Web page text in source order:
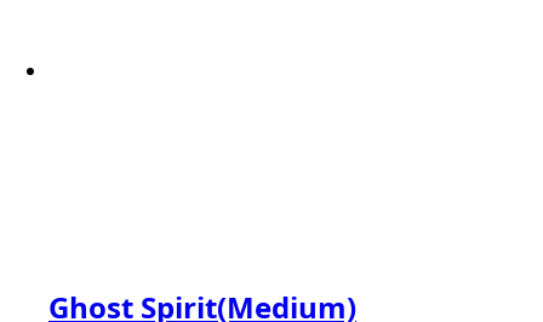
Ghost Spirit(Medium)